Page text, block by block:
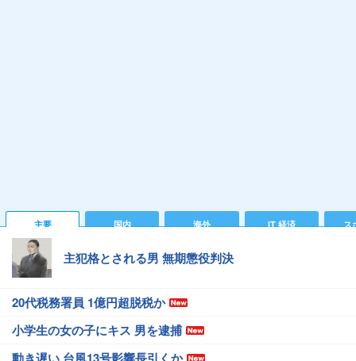
主要 国内 海外 IT 経済 ス
主犯格とされる男 無期懲役判決
20代税務署員 1億円超脱税か
小学生の女の子にキス 男を逮捕